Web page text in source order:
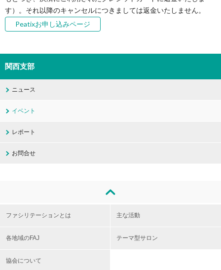
す）。それ以降のキャンセルにつきましては返金いたしません。
Peatixお申し込みページ
関西支部
ニュース
イベント
レポート
お問合せ
ファシリテーションとは 主な活動
各地域のFAJ テーマ型サロン
協会について